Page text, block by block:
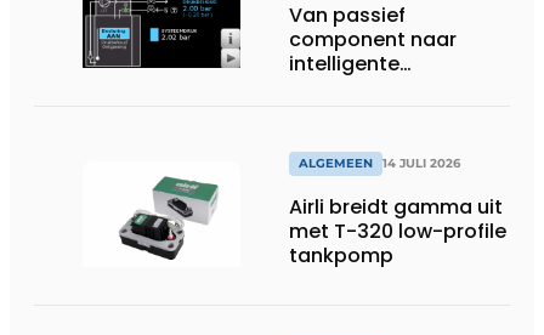
Van passief
component naar
intelligente
systemen
ALGEMEEN 14 JULI 2026
Airli breidt gamma uit
met T-320 low-profile
tankpomp